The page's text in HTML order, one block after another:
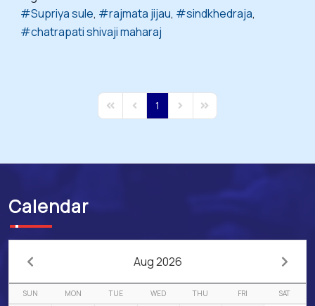
Supriya sule
rajmata jijau
sindkhedraja
chatrapati shivaji maharaj
First PagePrevious Page
1 Next PageLast Page
Calendar
Aug 2026
SUN MON TUE WED THU FRI SAT